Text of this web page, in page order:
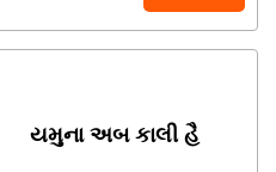
યમુના અબ કાલી હૈ